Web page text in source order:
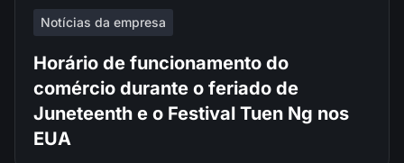
Notícias da empresa
Horário de funcionamento do
comércio durante o feriado de
Juneteenth e o Festival Tuen Ng nos
EUA